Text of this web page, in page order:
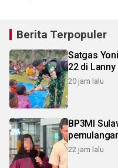
Berita Terpopuler
Satgas
22 di Lanny
20 jam lalu
BP3MI
22 jam lalu